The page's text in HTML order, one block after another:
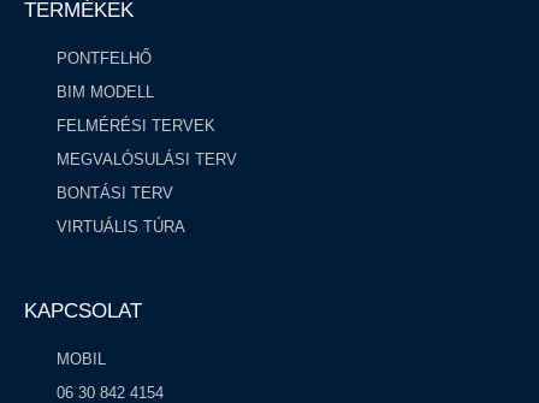
TERMÉKEK
PONTFELHŐ
BIM MODELL
FELMÉRÉSI TERVEK
MEGVALÓSULÁSI TERV
BONTÁSI TERV
VIRTUÁLIS TÚRA
KAPCSOLAT
MOBIL
06 30 842 4154